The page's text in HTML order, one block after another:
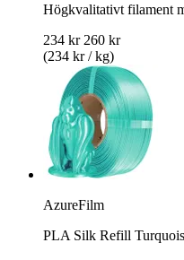
Högkvalitativt filament
234 kr 260 kr
(234 kr / kg)
AzureFilm
PLA Silk Refill